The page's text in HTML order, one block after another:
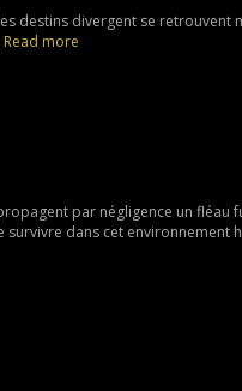
destins divergent se
Read more
par négligence un
dans cet environnement